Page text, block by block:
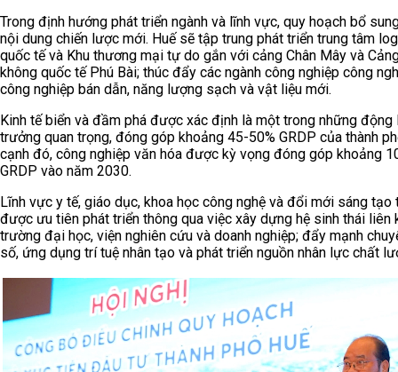
Trong định hướng phát triển ngành và lĩnh vực, quy hoạch bổ
nội dung chiến lược mới. Huế sẽ tập trung phát triển trung tâm
quốc tế và Khu thương mại tự do gắn với cảng Chân Mây và
không quốc tế Phú Bài; thúc đẩy các ngành công nghiệp công
công nghiệp bán dẫn, năng lượng sạch và vật liệu mới.
Kinh tế biển và đầm phá được xác định là một trong những
trưởng quan trọng, đóng góp khoảng 45-50% GRDP của thành
cạnh đó, công nghiệp văn hóa được kỳ vọng đóng góp khoảng
GRDP vào năm 2030.
Lĩnh vực y tế, giáo dục, khoa học công nghệ và đổi mới sáng tạo
được ưu tiên phát triển thông qua việc xây dựng hệ sinh thái liên
trường đại học, viện nghiên cứu và doanh nghiệp; đẩy mạnh
số, ứng dụng trí tuệ nhân tạo và phát triển nguồn nhân lực chất